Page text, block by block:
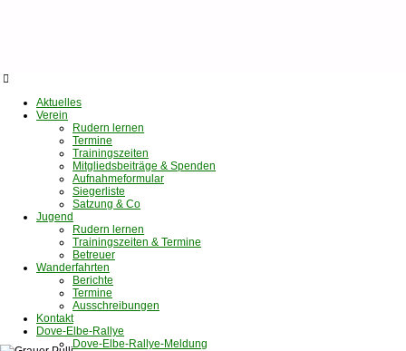
Aktuelles
Verein
Rudern lernen
Termine
Trainingszeiten
Mitgliedsbeiträge & Spenden
Aufnahmeformular
Siegerliste
Satzung & Co
Jugend
Rudern lernen
Trainingszeiten & Termine
Betreuer
Wanderfahrten
Berichte
Termine
Ausschreibungen
Kontakt
Dove-Elbe-Rallye
Dove-Elbe-Rallye-Meldung